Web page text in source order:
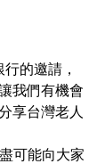
的邀請，
我們有機會
享台灣老人
可能向大家